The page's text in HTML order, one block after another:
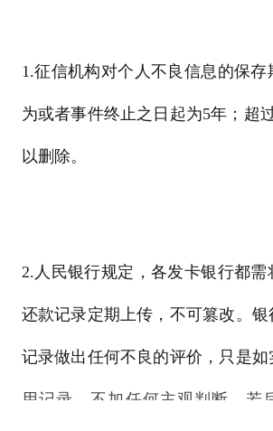
1.征信机构对个人不良信息的保
为或者事件终止之日起为5年；超
以删除。
2.人民银行规定，各发卡银行都需
还款记录定期上传，不可篡改。银
记录做出任何不良的评价，只是
用记录，不加任何主观判断。若